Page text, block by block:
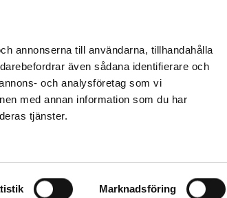
annonserna till användarna, tillhandahålla
även sådana identifierare och
och analysföretag som vi
med annan information som du har
tjänster.
Marknadsföring
E-